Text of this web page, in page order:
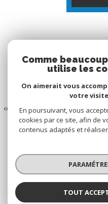
Nos
Comme
utilise les
On aimerait vous
votre
En poursuivant, vous
cookies par ce site, afin de
contenus adaptés et
TOUT